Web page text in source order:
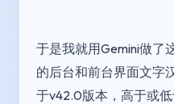
于是我就用Gemini做了
的后台和前台界面文字
于v42.0版本，高于或